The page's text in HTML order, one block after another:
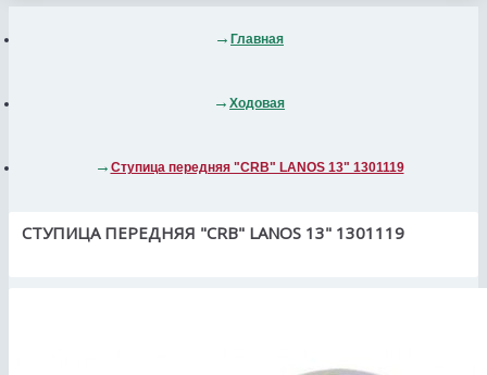
Главная
Ходовая
Ступица передняя "CRB" LANOS 13" 1301119
СТУПИЦА ПЕРЕДНЯЯ "CRB" LANOS 13" 1301119